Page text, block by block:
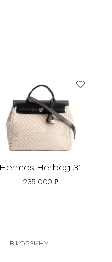
Hermes Herbag 31
235 000 ₽
В КОРЗИНУ